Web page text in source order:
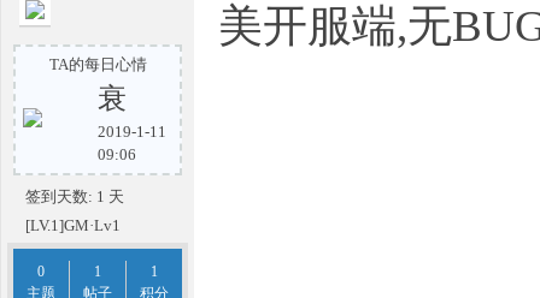
条
TA的每日心情
衰
2019-1-11
09:06
签到天数: 1 天
[LV.1]GM·Lv1
0
主题
1
帖子
1
积分
美开服端,无